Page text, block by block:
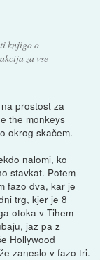
knjigo o
za vse
prostost za
the monkeys
okrog skačem.
nalomi, ko
stavkat. Potem
fazo dva, kar je
trg, kjer je 8
otoka v Tihem
jaz pa z
Hollywood
zaneslo v fazo tri.